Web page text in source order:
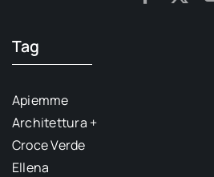
Tag
Apiemme
Architettura +
Croce Verde
Ellena